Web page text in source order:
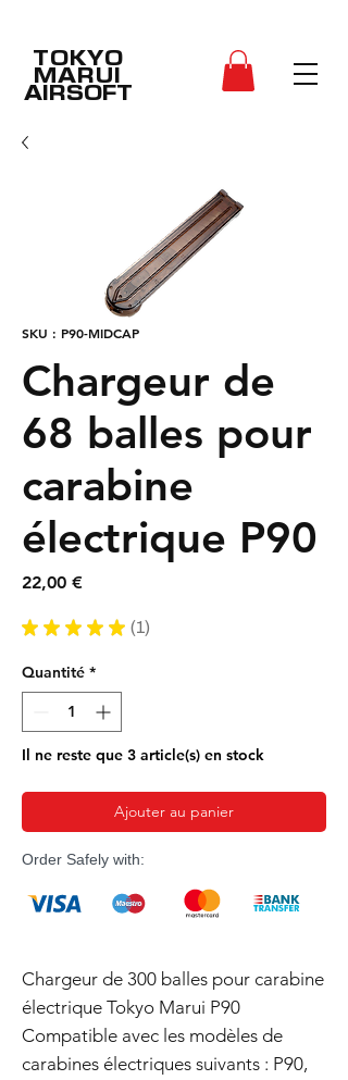
TOKYO
MARUI
AIRSOFT
SKU : P90-MIDCAP
Chargeur de
68 balles pour
carabine
électrique P90
22,00 €Prix
★ ★ ★ ★ ★ 1
1
Quantité *
Il ne reste que 3 article(s) en stock
Ajouter au panier
Order Safely with:
Chargeur de 300 balles pour carabine
électrique Tokyo Marui P90
Compatible avec les modèles de
carabines électriques suivants : P90,